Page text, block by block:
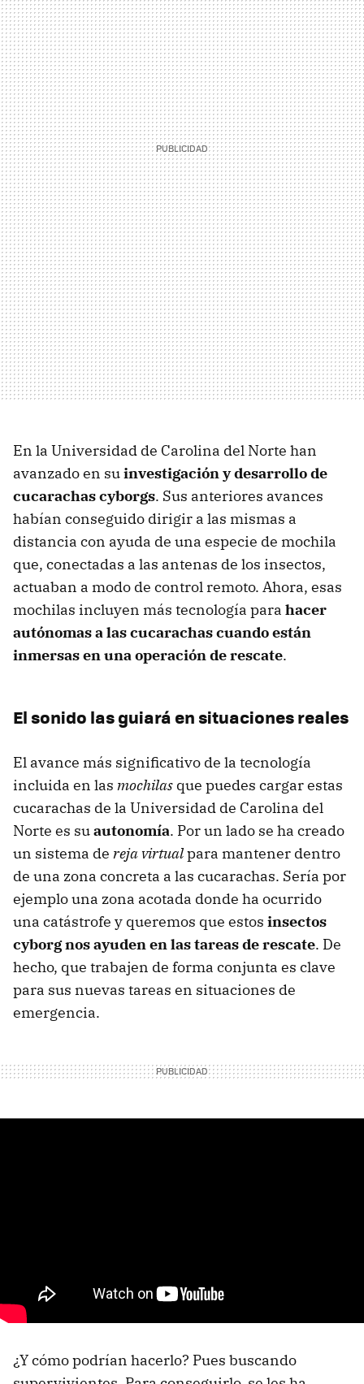
En la Universidad de Carolina del Norte han
avanzado en suinvestigación y desarrollo de
cucarachas cyborgs. Sus anteriores avances
habían conseguido dirigir a las mismas a
distancia con ayuda de una especie de mochila
que, conectadas a las antenas de los insectos,
actuaban a modo de control remoto. Ahora, esas
mochilas incluyen más tecnología para hacer
autónomas a las cucarachas cuando están
inmersas en una operación de rescate.
El sonido las guiará en situaciones reales
El avance más significativo de la tecnología
incluida en las mochilas que puedes cargar estas
cucarachas de la Universidad de Carolina del
Norte es suautonomía. Por un lado se ha creado
un sistema de reja virtualpara mantener dentro
de una zona concreta a las cucarachas. Sería por
ejemplo una zona acotada donde ha ocurrido
una catástrofe y queremos que estos insectos
cyborg nos ayuden en las tareas de rescate. De
hecho, que trabajen de forma conjunta es clave
para sus nuevas tareas en situaciones de
emergencia.
¿Y cómo podrían hacerlo? Pues buscando